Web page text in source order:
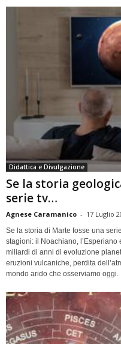
Didattica e Divulgazione
Se la storia
serie tv…
Agnese Caramanico - 17 Luglio
Se la storia di Marte fosse una
stagioni: il Noachiano, l’Esperiano
miliardi di anni di evoluzione
eruzioni vulcaniche, perdita
mondo arido che osserviamo oggi.